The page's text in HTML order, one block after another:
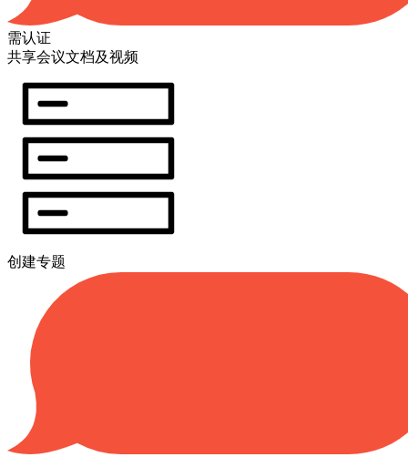
需认证
共享会议文档及视频
创建专题